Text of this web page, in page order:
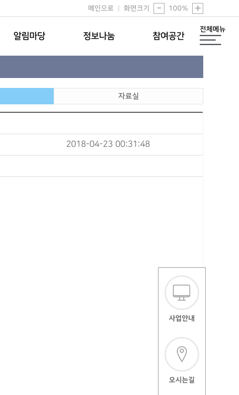
메인으로 화면크기 - 100% +
알림마당 정보나눔 참여공간
전체메뉴
사업안내
오시는길
자료실
2018-04-23 00:31:48